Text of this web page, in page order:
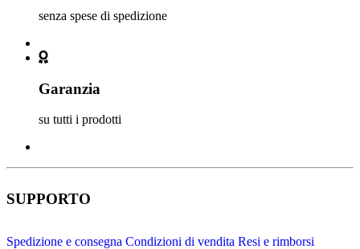
senza spese di spedizione
Garanzia
su tutti i prodotti
SUPPORTO
Spedizione e consegna Condizioni di vendita Resi e rimborsi